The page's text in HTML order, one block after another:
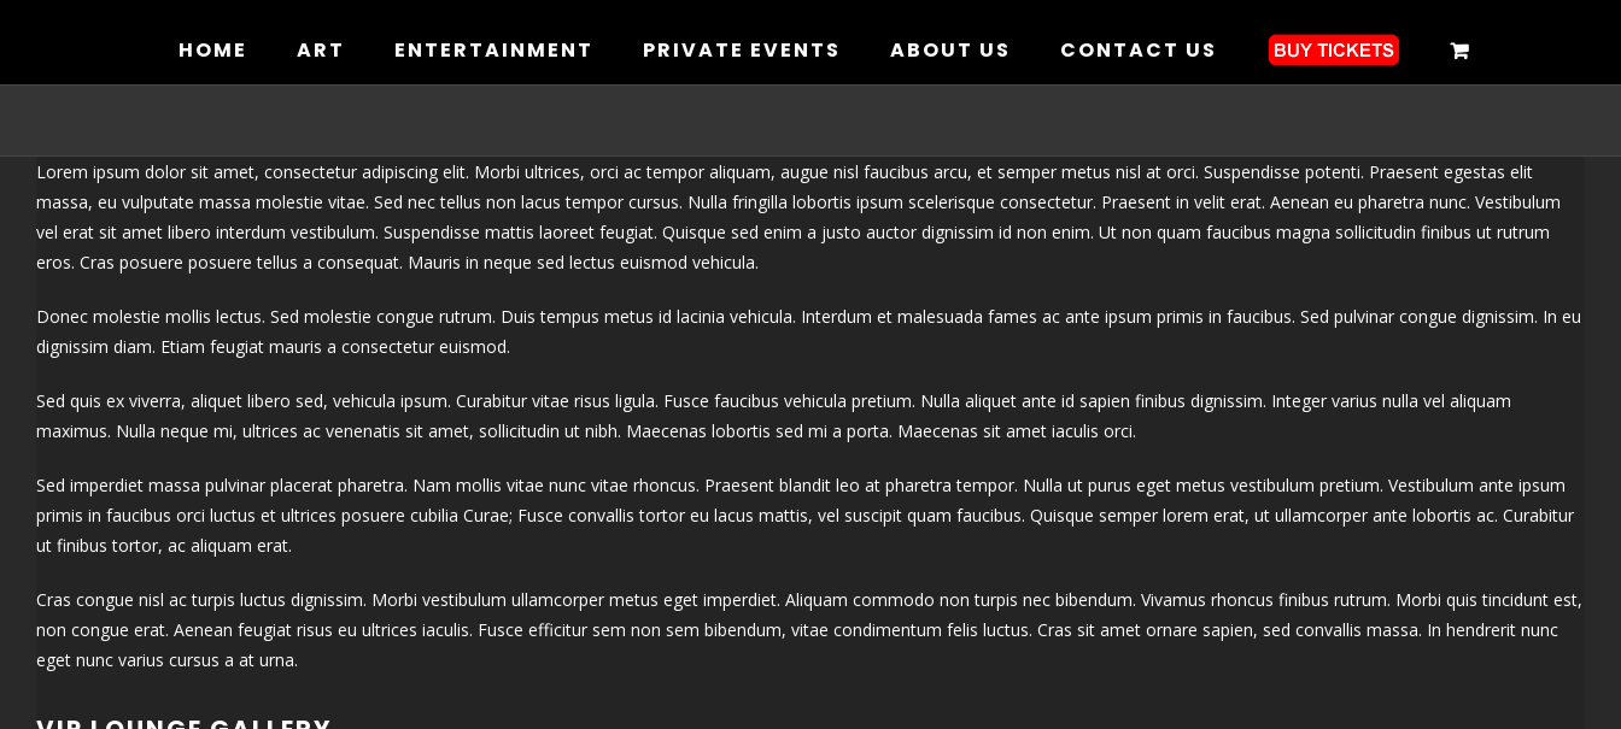
HOME ART ENTERTAINMENT PRIVATE EVENTS ABOUT US CONTACT US
Lorem ipsum dolor sit amet, consectetur adipiscing elit. Morbi ultrices, orci ac tempor aliquam, augue nisl faucibus arcu, et semper metus nisl at orci. Suspendisse potenti. Praesent egestas elit
massa, eu vulputate massa molestie vitae. Sed nec tellus non lacus tempor cursus. Nulla fringilla lobortis ipsum scelerisque consectetur. Praesent in velit erat. Aenean eu pharetra nunc. Vestibulum
vel erat sit amet libero interdum vestibulum. Suspendisse mattis laoreet feugiat. Quisque sed enim a justo auctor dignissim id non enim. Ut non quam faucibus magna sollicitudin finibus ut rutrum
eros. Cras posuere posuere tellus a consequat. Mauris in neque sed lectus euismod vehicula.
Donec molestie mollis lectus. Sed molestie congue rutrum. Duis tempus metus id lacinia vehicula. Interdum et malesuada fames ac ante ipsum primis in faucibus. Sed pulvinar congue dignissim. In eu
dignissim diam. Etiam feugiat mauris a consectetur euismod.
Sed quis ex viverra, aliquet libero sed, vehicula ipsum. Curabitur vitae risus ligula. Fusce faucibus vehicula pretium. Nulla aliquet ante id sapien finibus dignissim. Integer varius nulla vel aliquam
maximus. Nulla neque mi, ultrices ac venenatis sit amet, sollicitudin ut nibh. Maecenas lobortis sed mi a porta. Maecenas sit amet iaculis orci.
Sed imperdiet massa pulvinar placerat pharetra. Nam mollis vitae nunc vitae rhoncus. Praesent blandit leo at pharetra tempor. Nulla ut purus eget metus vestibulum pretium. Vestibulum ante ipsum
primis in faucibus orci luctus et ultrices posuere cubilia Curae; Fusce convallis tortor eu lacus mattis, vel suscipit quam faucibus. Quisque semper lorem erat, ut ullamcorper ante lobortis ac. Curabitur
ut finibus tortor, ac aliquam erat.
Cras congue nisl ac turpis luctus dignissim. Morbi vestibulum ullamcorper metus eget imperdiet. Aliquam commodo non turpis nec bibendum. Vivamus rhoncus finibus rutrum. Morbi quis tincidunt est,
non congue erat. Aenean feugiat risus eu ultrices iaculis. Fusce efficitur sem non sem bibendum, vitae condimentum felis luctus. Cras sit amet ornare sapien, sed convallis massa. In hendrerit nunc
eget nunc varius cursus a at urna.